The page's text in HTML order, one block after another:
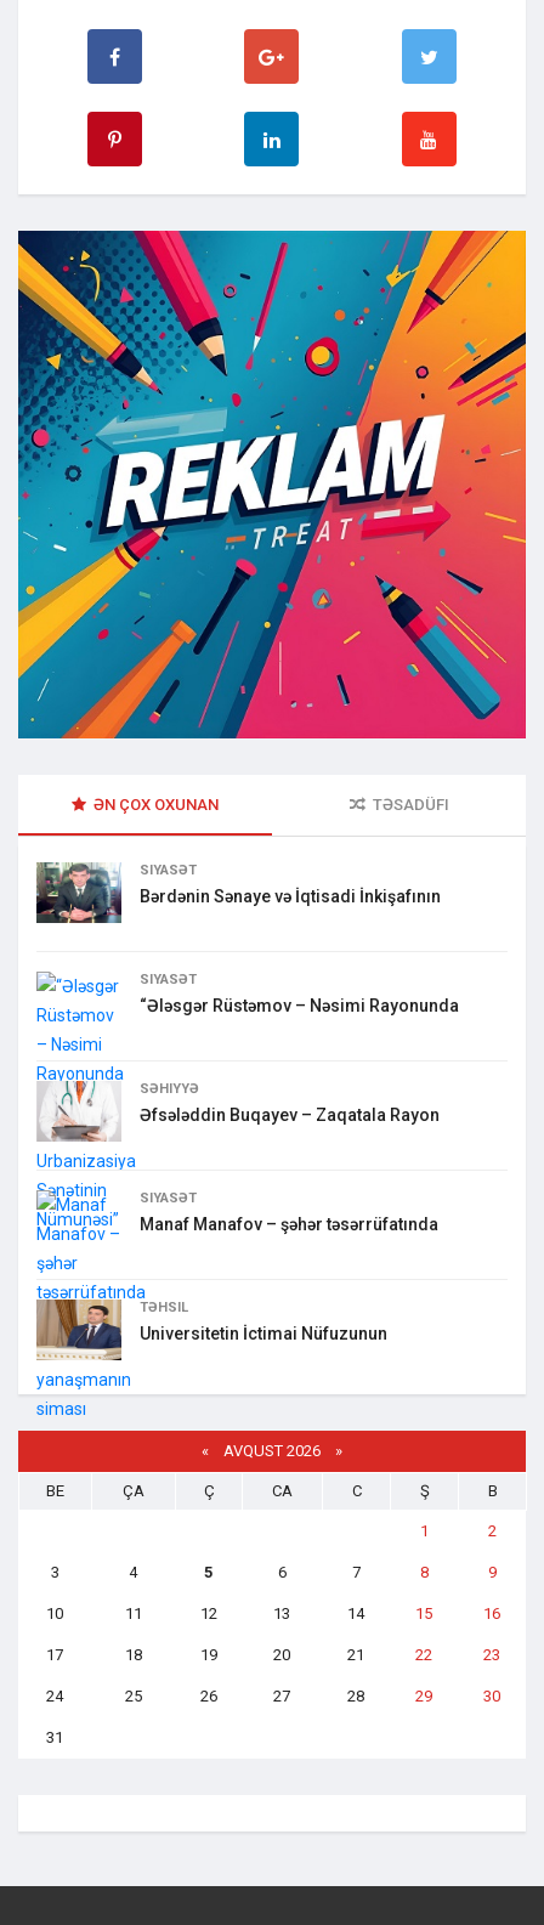
ƏN ÇOX OXUNAN TƏSADÜFI
SIYASƏT
Bərdənin Sənaye və İqtisadi İnkişafının
SIYASƏT
“Ələsgər Rüstəmov – Nəsimi Rayonunda
SƏHIYYƏ
Əfsələddin Buqayev – Zaqatala Rayon
SIYASƏT
Manaf Manafov – şəhər təsərrüfatında
TƏHSIL
Universitetin İctimai Nüfuzunun
« AVQUST 2026 »
BE ÇA Ç CA C Ş B
1 2
3 4 5 6 7 8 9
10 11 12 13 14 15 16
17 18 19 20 21 22 23
24 25 26 27 28 29 30
31